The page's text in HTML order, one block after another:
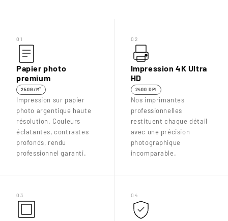
01
Papier photo
premium
250G/M²
Impression sur papier
photo argentique haute
résolution. Couleurs
éclatantes, contrastes
profonds, rendu
professionnel garanti.
02
Impression 4K Ultra
HD
2400 DPI
Nos imprimantes
professionnelles
restituent chaque détail
avec une précision
photographique
incomparable.
03 04